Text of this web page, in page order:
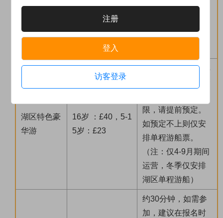
文讲解
为准。 （注：参加
无时间参观基督学
湖区特色豪
华游
16岁 ：£40，5-1
5岁：£23
含蒸汽小火车票+单
限，请提前预定。
如预定不上则仅安
排单程游船票。
（注：仅4-9月期间
运营，冬季仅安排
湖区单程游船）
约30分钟，如需参
加，建议在报名时
注册
登入
访客登录